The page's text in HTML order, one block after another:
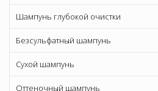
Шампунь глубокой очистки
Безсульфатный шампунь
Сухой шампунь
Оттеночный шампунь